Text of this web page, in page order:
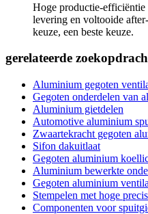
Hoge productie-
levering en voltooide
keuze, een beste keuze.
gerelateerde
Aluminium gegoten
Gegoten onderdelen van
Aluminium gietdelen
Automotive aluminium
Zwaartekracht gegoten
Sifon dakuitlaat
Gegoten aluminium
Aluminium bewerkte
Gegoten aluminium
Stempelen met hoge
Componenten voor